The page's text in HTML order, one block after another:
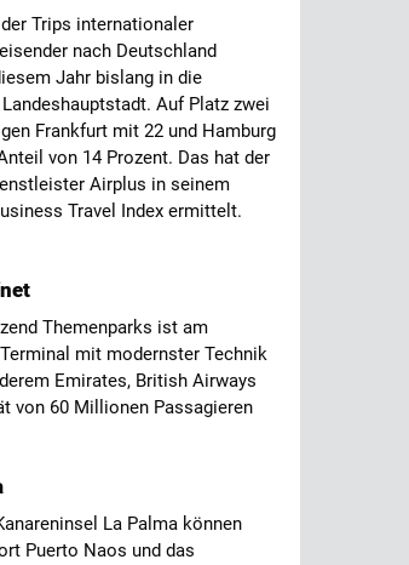
Trips internationaler
nach Deutschland
Jahr bislang in die
Auf Platz zwei
Frankfurt mit 22 und Hamburg
von 14 Prozent. Das hat der
Airplus in seinem
Travel Index ermittelt.
Themenparks ist am
mit modernster Technik
Emirates, British Airways
von 60 Millionen Passagieren
La Palma können
Puerto Naos und das